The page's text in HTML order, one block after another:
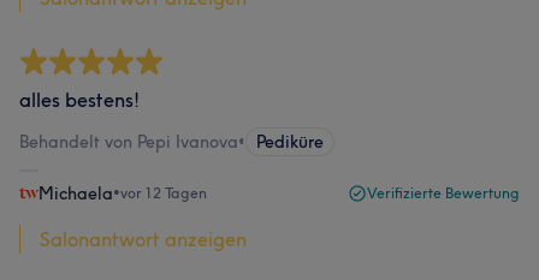
alles bestens!
Behandelt von Pepi Ivanova• Pediküre
Michaela•vor 12 Tagen Verifizierte Bewertung
Salonantwort anzeigen